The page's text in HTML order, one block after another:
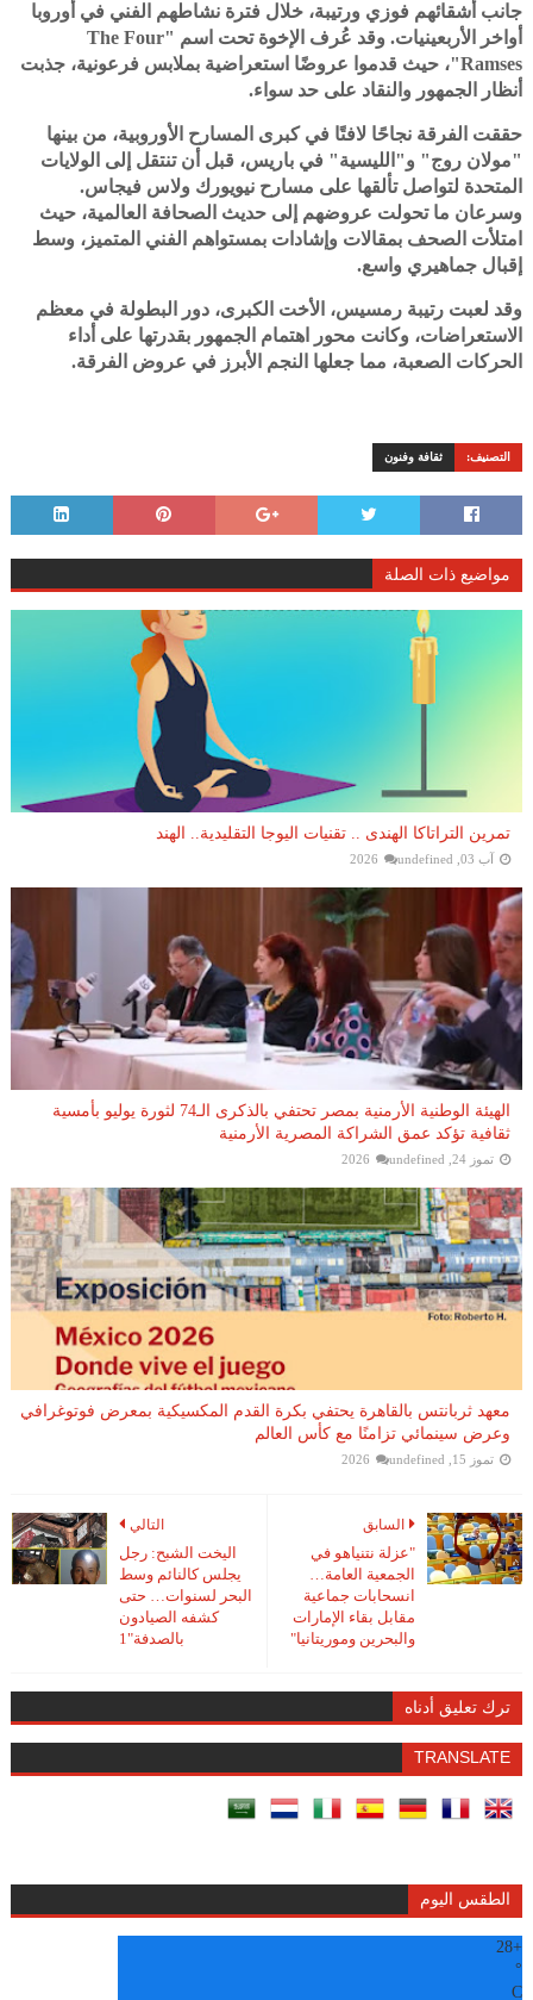
جانب أشقائهم فوزي ورتيبة، خلال فترة نشاطهم الفني في أوروبا
أواخر الأربعينيات. وقد عُرف الإخوة تحت اسم "The Four
Ramses"، حيث قدموا عروضًا استعراضية بملابس فرعونية، جذبت
أنظار الجمهور والنقاد على حد سواء.
حققت الفرقة نجاحًا لافتًا في كبرى المسارح الأوروبية، من بينها
"مولان روج" و"الليسية" في باريس، قبل أن تنتقل إلى الولايات
المتحدة لتواصل تألقها على مسارح نيويورك ولاس فيجاس.
وسرعان ما تحولت عروضهم إلى حديث الصحافة العالمية، حيث
امتلأت الصحف بمقالات وإشادات بمستواهم الفني المتميز، وسط
إقبال جماهيري واسع.
وقد لعبت رتيبة رمسيس، الأخت الكبرى، دور البطولة في معظم
الاستعراضات، وكانت محور اهتمام الجمهور بقدرتها على أداء
الحركات الصعبة، مما جعلها النجم الأبرز في عروض الفرقة.
التصنيف: ثقافة وفنون
مواضيع ذات الصلة
تمرين التراتاكا الهندى .. تقنيات اليوجا التقليدية.. الهند
آب 03, 2026 undefined
الهيئة الوطنية الأرمنية بمصر تحتفي بالذكرى الـ74 لثورة يوليو بأمسية
ثقافية تؤكد عمق الشراكة المصرية الأرمنية
تموز 24, 2026 undefined
معهد ثربانتس بالقاهرة يحتفي بكرة القدم المكسيكية بمعرض فوتوغرافي
وعرض سينمائي تزامنًا مع كأس العالم
تموز 15, 2026 undefined
التالي
اليخت الشبح: رجل
يجلس كالنائم وسط
البحر لسنوات… حتى
كشفه الصيادون
بالصدفة"1
السابق
"عزلة نتنياهو في
الجمعية العامة…
انسحابات جماعية
مقابل بقاء الإمارات
والبحرين وموريتانيا"
ترك تعليق أدناه
TRANSLATE
الطقس اليوم
+
28
°
C